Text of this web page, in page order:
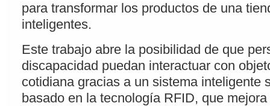
para transformar los productos de una
inteligentes.
Este trabajo abre la posibilidad de que
discapacidad puedan interactuar con
cotidiana gracias a un sistema inteligente
basado en la tecnología RFID, que